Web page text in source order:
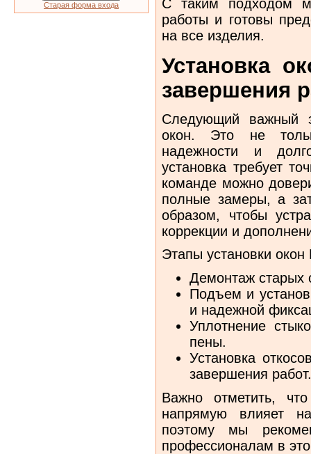
Старая форма входа
С таким подходом
работы и готовы
на все изделия.
Установка
завершения
Следующий важный
окон. Это не
надежности и
установка требует
команде можно
полные замеры, а
образом, чтобы
коррекции и
Этапы установки
Демонтаж старых
Подъем и
и надежной
Уплотнение
пены.
Установка
завершения работ.
Важно отметить,
напрямую влияет
поэтому мы
профессионалам в